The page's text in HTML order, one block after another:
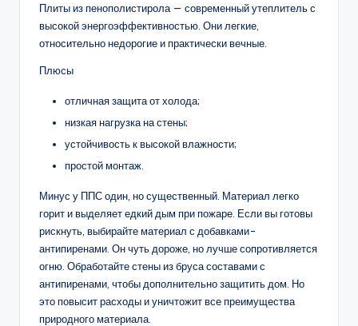
Плиты из пенополистирола — современный утеплитель с
высокой энергоэффективностью. Они легкие,
относительно недорогие и практически вечные.
Плюсы
отличная защита от холода;
низкая нагрузка на стены;
устойчивость к высокой влажности;
простой монтаж.
Минус у ППС один, но существенный. Материал легко
горит и выделяет едкий дым при пожаре. Если вы готовы
рискнуть, выбирайте материал с добавками-
антипиренами. Он чуть дороже, но лучше сопротивляется
огню. Обработайте стены из бруса составами с
антипиренами, чтобы дополнительно защитить дом. Но
это повысит расходы и уничтожит все преимущества
природного материала.